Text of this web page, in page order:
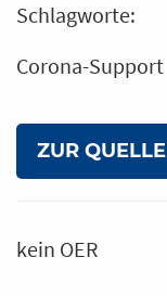
Schlagworte:
Corona-Support
ZUR QUELLE
kein OER